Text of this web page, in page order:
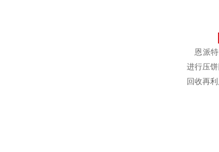
恩派特
进行压
回收再